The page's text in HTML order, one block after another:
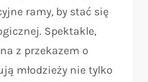
ramy, by stać się
Spektakle,
z przekazem o
młodzieży nie tylko